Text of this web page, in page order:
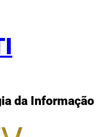
da Informação